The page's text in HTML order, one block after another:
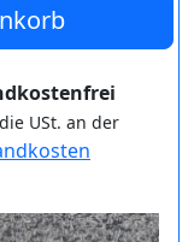
USt. an der